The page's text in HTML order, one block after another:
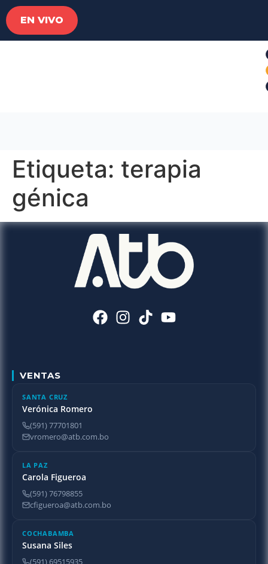
EN VIVO
Etiqueta: terapia
génica
VENTAS
SANTA CRUZ
Verónica Romero
(591) 77701801
vromero@atb.com.bo
LA PAZ
Carola Figueroa
(591) 76798855
cfigueroa@atb.com.bo
COCHABAMBA
Susana Siles
(591) 69515935